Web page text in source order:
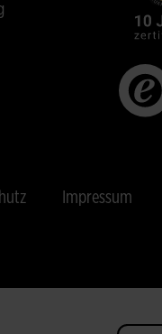
Impressum